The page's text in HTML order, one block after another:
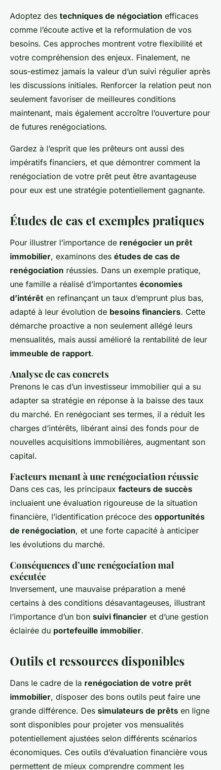
Adoptez des techniques de négociation efficaces
comme l’écoute active et la reformulation de vos
besoins. Ces approches montrent votre flexibilité et
votre compréhension des enjeux. Finalement, ne
sous-estimez jamais la valeur d’un suivi régulier après
les discussions initiales. Renforcer la relation peut non
seulement favoriser de meilleures conditions
maintenant, mais également accroître l’ouverture pour
de futures renégociations.
Gardez à l’esprit que les prêteurs ont aussi des
impératifs financiers, et que démontrer comment la
renégociation de votre prêt peut être avantageuse
pour eux est une stratégie potentiellement gagnante.
Études de cas et exemples pratiques
Pour illustrer l’importance de renégocier un prêt
immobilier, examinons des études de cas de
renégociation réussies. Dans un exemple pratique,
une famille a réalisé d’importantes économies
d’intérêt en refinançant un taux d’emprunt plus bas,
adapté à leur évolution de besoins financiers. Cette
démarche proactive a non seulement allégé leurs
mensualités, mais aussi amélioré la rentabilité de leur
immeuble de rapport.
Analyse de cas concrets
Prenons le cas d’un investisseur immobilier qui a su
adapter sa stratégie en réponse à la baisse des taux
du marché. En renégociant ses termes, il a réduit les
charges d’intérêts, libérant ainsi des fonds pour de
nouvelles acquisitions immobilières, augmentant son
capital.
Facteurs menant à une renégociation réussie
Dans ces cas, les principaux facteurs de succès
incluaient une évaluation rigoureuse de la situation
financière, l’identification précoce des opportunités
de renégociation, et une forte capacité à anticiper
les évolutions du marché.
Conséquences d’une renégociation mal
exécutée
Inversement, une mauvaise préparation a mené
certains à des conditions désavantageuses, illustrant
l’importance d’un bon suivi financier et d’une gestion
éclairée du portefeuille immobilier.
Outils et ressources disponibles
Dans le cadre de la renégociation de votre prêt
immobilier, disposer des bons outils peut faire une
grande différence. Des simulateurs de prêts en ligne
sont disponibles pour projeter vos mensualités
potentiellement ajustées selon différents scénarios
économiques. Ces outils d’évaluation financière vous
permettent de mieux comprendre comment les